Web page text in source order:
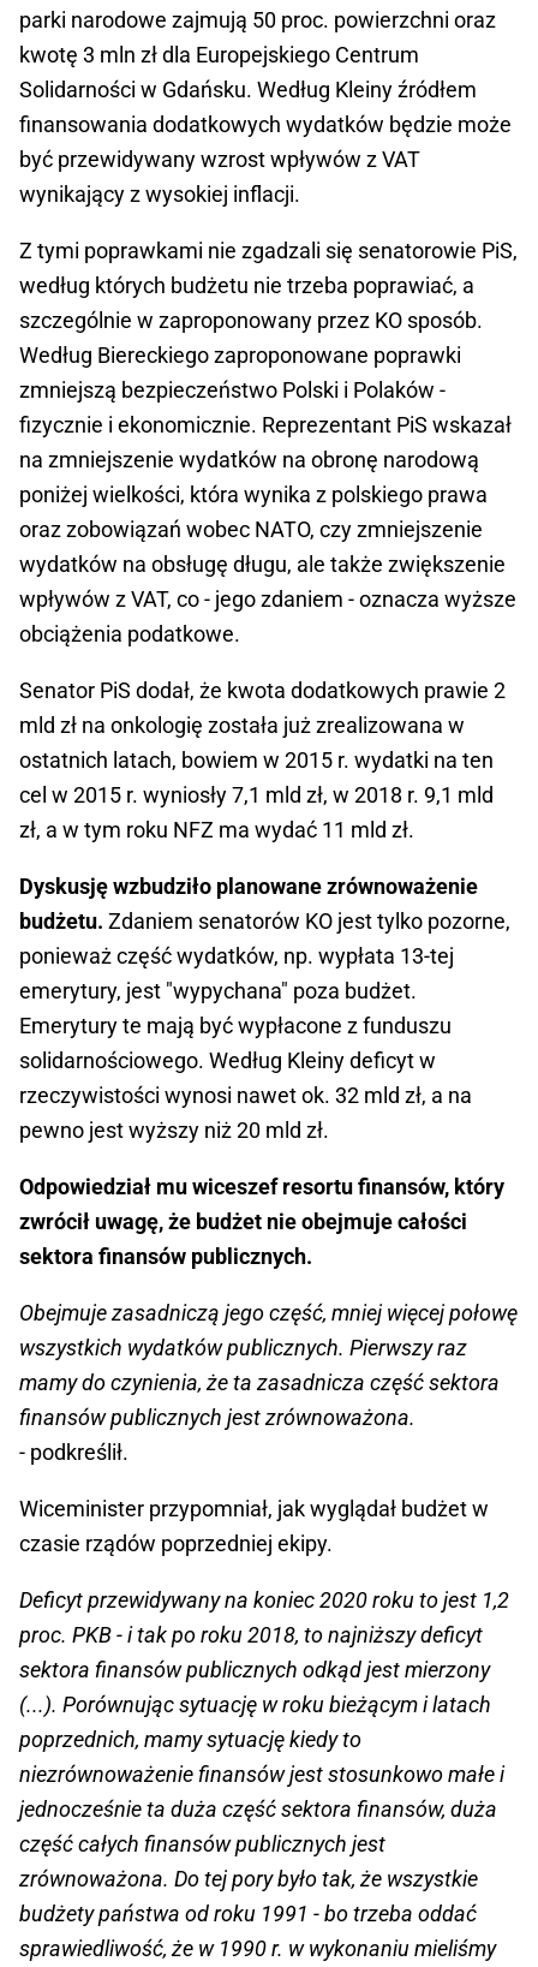
parki narodowe zajmują 50 proc. powierzchni oraz
kwotę 3 mln zł dla Europejskiego Centrum
Solidarności w Gdańsku. Według Kleiny źródłem
finansowania dodatkowych wydatków będzie może
być przewidywany wzrost wpływów z VAT
wynikający z wysokiej inflacji.
Z tymi poprawkami nie zgadzali się senatorowie PiS,
według których budżetu nie trzeba poprawiać, a
szczególnie w zaproponowany przez KO sposób.
Według Biereckiego zaproponowane poprawki
zmniejszą bezpieczeństwo Polski i Polaków -
fizycznie i ekonomicznie. Reprezentant PiS wskazał
na zmniejszenie wydatków na obronę narodową
poniżej wielkości, która wynika z polskiego prawa
oraz zobowiązań wobec NATO, czy zmniejszenie
wydatków na obsługę długu, ale także zwiększenie
wpływów z VAT, co - jego zdaniem - oznacza wyższe
obciążenia podatkowe.
Senator PiS dodał, że kwota dodatkowych prawie 2
mld zł na onkologię została już zrealizowana w
ostatnich latach, bowiem w 2015 r. wydatki na ten
cel w 2015 r. wyniosły 7,1 mld zł, w 2018 r. 9,1 mld
zł, a w tym roku NFZ ma wydać 11 mld zł.
Dyskusję wzbudziło planowane zrównoważenie
budżetu. Zdaniem senatorów KO jest tylko pozorne,
ponieważ część wydatków, np. wypłata 13-tej
emerytury, jest "wypychana" poza budżet.
Emerytury te mają być wypłacone z funduszu
solidarnościowego. Według Kleiny deficyt w
rzeczywistości wynosi nawet ok. 32 mld zł, a na
pewno jest wyższy niż 20 mld zł.
Odpowiedział mu wiceszef resortu finansów, który
zwrócił uwagę, że budżet nie obejmuje całości
sektora finansów publicznych.
Obejmuje zasadniczą jego część, mniej więcej połowę
wszystkich wydatków publicznych. Pierwszy raz
mamy do czynienia, że ta zasadnicza część sektora
finansów publicznych jest zrównoważona.
- podkreślił.
Wiceminister przypomniał, jak wyglądał budżet w
czasie rządów poprzedniej ekipy.
Deficyt przewidywany na koniec 2020 roku to jest 1,2
proc. PKB - i tak po roku 2018, to najniższy deficyt
sektora finansów publicznych odkąd jest mierzony
(...). Porównując sytuację w roku bieżącym i latach
poprzednich, mamy sytuację kiedy to
niezrównoważenie finansów jest stosunkowo małe i
jednocześnie ta duża część sektora finansów, duża
część całych finansów publicznych jest
zrównoważona. Do tej pory było tak, że wszystkie
budżety państwa od roku 1991 - bo trzeba oddać
sprawiedliwość, że w 1990 r. w wykonaniu mieliśmy